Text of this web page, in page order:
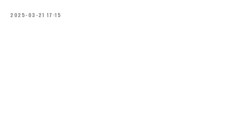
2025-03-21 17:15